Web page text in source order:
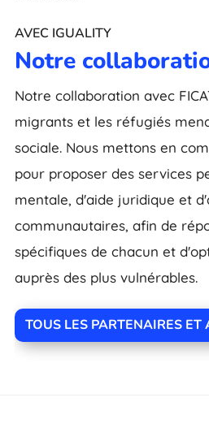
AVEC IGUALITY
Notre
Notre collaboration avec
migrants et les réfugiés
sociale. Nous mettons en
pour proposer des services
mentale, d'aide juridique et
communautaires, afin de
spécifiques de chacun et
auprès des plus vulnérables.
TOUS LES PARTENAIRES ET